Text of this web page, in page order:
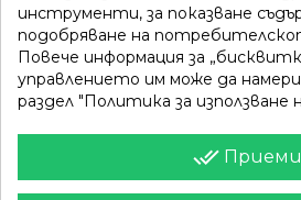
ВРЪЗКИ
Вход
инструменти, за показване
подобряване на
Повече информация за
управлението им може да
раздел "Политика за използване
done_all Приеми